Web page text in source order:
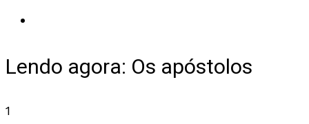
Lendo agora: Os apóstolos
1